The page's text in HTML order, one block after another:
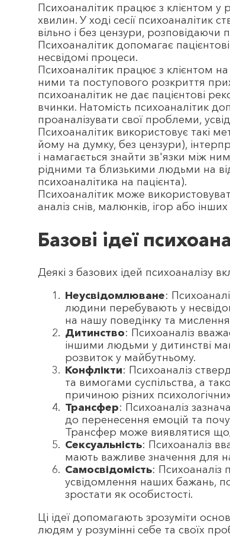
Психоаналітик працює з клієнтом у
хвилин. У ході сесії психоаналітик
вільно і без цензури, розповідаючи
Психоаналітик допомагає
несвідомі процеси.
Психоаналітик працює з клієнтом
ними та поступового розкриття
психоаналітик не дає пацієнтові
вчинки. Натомість психоаналітик
проаналізувати свої проблеми,
Психоаналітик використовує такі
йому на думку, без цензури),
і намагається знайти зв'язки між
рідними та близькими людьми на
психоаналітика на пацієнта).
Психоаналітик може
аналіз снів, малюнків, ігор або
Базові ідеї
Деякі з базових ідей психоаналізу
Неусвідомлюване:
людини перебувають у
на нашу поведінку та
Дитинство: Психоаналіз
іншими людьми у дитинстві
розвиток у майбутньому.
Конфлікти: Психоаналіз
та вимогами суспільства, а
причиною різних
Трансфер: Психоаналіз
до перенесення емоцій та
Трансфер може виявлятися
Сексуальність: Психоаналіз
мають важливе значення для
Самосвідомість: Психоаналіз
усвідомлення наших бажань,
зростати як особистості.
Ці ідеї допомагають зрозуміти
людям у розумінні себе та своїх